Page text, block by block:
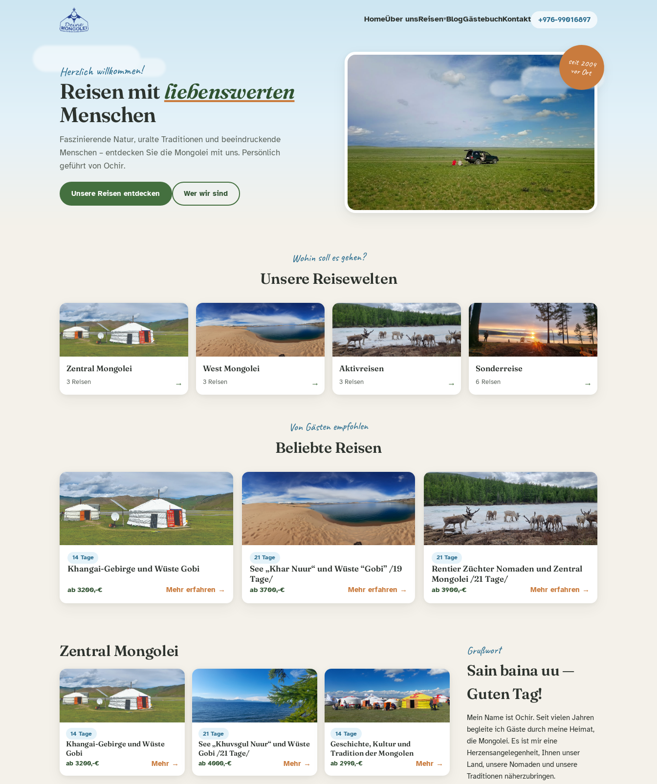
HomeÜber unsReisen▾BlogGästebuchKontakt +976-99016897
Herzlich willkommen!
Reisen mitliebenswerten
Menschen
Faszinierende Natur, uralte Traditionen und beeindruckende
Menschen – entdecken Sie die Mongolei mit uns. Persönlich
geführt von Ochir.
Unsere Reisen entdecken Wer wir sind
seit 2004
vor Ort
Wohin soll es gehen?
Unsere Reisewelten
Zentral Mongolei
3 Reisen →
West Mongolei
3 Reisen →
Aktivreisen
3 Reisen →
Sonderreise
6 Reisen →
Von Gästen empfohlen
Beliebte Reisen
14 Tage
Khangai-Gebirge und Wüste Gobi
ab 3200,-€ Mehr erfahren →
21 Tage
See „Khar Nuur“ und Wüste “Gobi” /19
Tage/
ab 3700,-€ Mehr erfahren →
21 Tage
Rentier Züchter Nomaden und Zentral
Mongolei /21 Tage/
ab 3900,-€ Mehr erfahren →
Zentral Mongolei
14 Tage
Khangai-Gebirge und Wüste
Gobi
ab 3200,-€ Mehr →
21 Tage
See „Khuvsgul Nuur“ und Wüste
Gobi /21 Tage/
ab 4000,-€ Mehr →
14 Tage
Geschichte, Kultur und
Tradition der Mongolen
ab 2990,-€ Mehr →
Grußwort
Sain baina uu —
Guten Tag!
Mein Name ist Ochir. Seit vielen Jahren
begleite ich Gäste durch meine Heimat,
die Mongolei. Es ist mir eine
Herzensangelegenheit, Ihnen unser
Land, unsere Nomaden und unsere
Traditionen näherzubringen.